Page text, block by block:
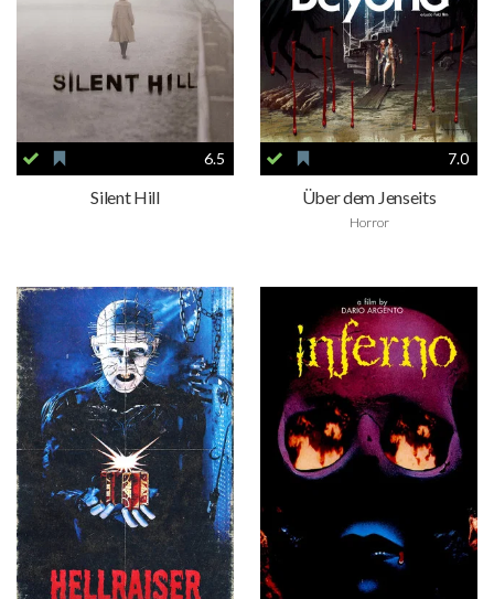
6.5
Silent Hill
7.0
Über dem Jenseits
Horror